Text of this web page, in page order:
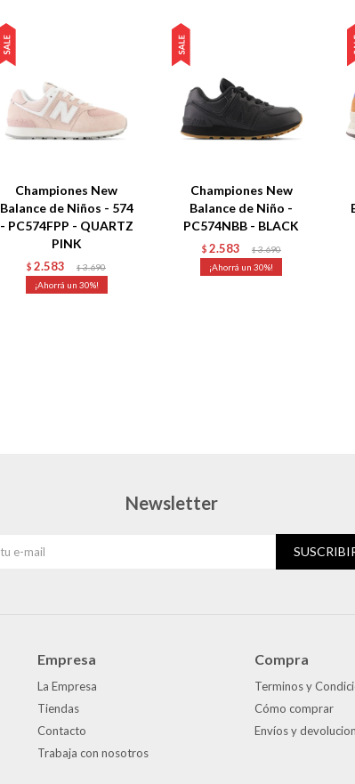
Championes New
Balance de Niños - 574
- PC574FPP - QUARTZ
PINK
$ 2.583 $ 3.690
30
Championes New
Balance de Niño -
PC574NBB - BLACK
$ 2.583 $ 3.690
30
Empresa
La Empresa
Tiendas
Contacto
Trabaja con nosotros
Compra
Terminos y
Cómo comprar
Envíos y
Newsletter